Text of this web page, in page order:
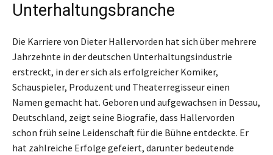
Unterhaltungsbranche
Die Karriere von Dieter Hallervorden hat sich über mehrere
Jahrzehnte in der deutschen Unterhaltungsindustrie
erstreckt, in der er sich als erfolgreicher Komiker,
Schauspieler, Produzent und Theaterregisseur einen
Namen gemacht hat. Geboren und aufgewachsen in Dessau,
Deutschland, zeigt seine Biografie, dass Hallervorden
schon früh seine Leidenschaft für die Bühne entdeckte. Er
hat zahlreiche Erfolge gefeiert, darunter bedeutende